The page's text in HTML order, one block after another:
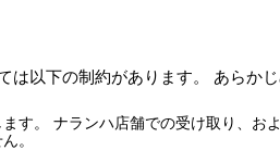
は以下の制約があります。 あらかじ
す。 ナランハ店舗での受け取り、お
。